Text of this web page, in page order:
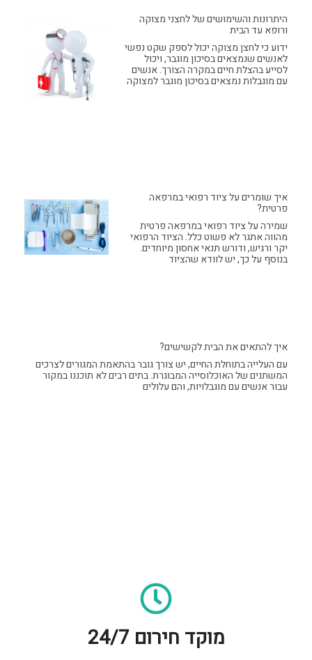
היתרונות והשימושים של לחצני מצוקה
ורופא עד הבית
ידוע כי לחצן מצוקה יכול לספק שקט נפשי
לאנשים שנמצאים בסיכון מוגבר, ויכול
לסייע בהצלת חיים במקרה הצורך. אנשים
עם מוגבלות נמצאים בסיכון מוגבר למצוקה
איך שומרים על ציוד רפואי במרפאה
פרטית?
שמירה על ציוד רפואי במרפאה פרטית
מהווה אתגר לא פשוט כלל. הציוד הרפואי
יקר ורגיש, ודורש תנאי אחסון מיוחדים.
בנוסף על כך, יש לוודא שהציוד
איך להתאים את הבית לקשישים?
עם העלייה בתוחלת החיים, יש צורך גובר בהתאמת המגורים לצרכים
המשתנים של האוכלוסייה המבוגרת. בתים רבים לא תוכננו במקור
עבור אנשים עם מוגבלויות, והם עלולים
מוקד חירום 24/7